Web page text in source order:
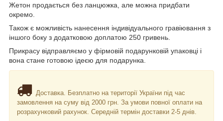
Жетон продається без ланцюжка, але можна придбати
окремо.
Також є можливість нанесення індивідуального гравіювання з
іншого боку з додатковою доплатою 250 гривень.
Прикрасу відправляємо у фірмовій подарунковій упаковці і
вона стане готовою ідеєю для подарунка.
Доставка. Безплатно на території України під час
замовлення на суму від 2000 грн. За умови повної оплати на
розрахунковий рахунок. Середній термін доставки 2-5 днів.